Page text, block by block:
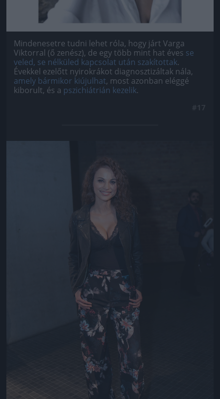
Mindenesetre tudni lehet róla, hogy járt Varga
Viktorral (ő zenész), de egy több mint hat éves se
veled, se nélküled kapcsolat után szakítottak.
Évekkel ezelőtt nyirokrákot diagnosztizáltak nála,
amely bármikor kiújulhat, most azonban eléggé
kiborult, és a pszichiátrián kezelik.